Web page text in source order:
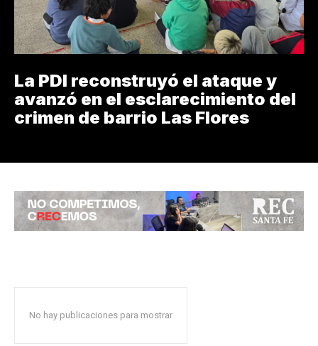
La PDI reconstruyó el ataque y
avanzó en el esclarecimiento del
crimen de barrio Las Flores
No hay publicaciones para mostrar